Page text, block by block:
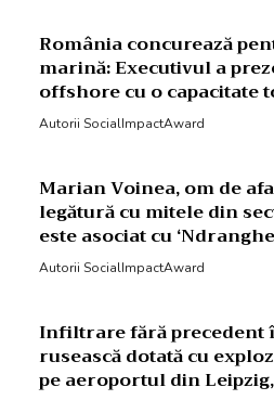
România concurează
marină: Executivul a
offshore cu o capacitate
Autorii SocialImpactAward
Marian Voinea, om de
legătură cu mitele din
este asociat cu
Autorii SocialImpactAward
Infiltrare fără precedent
rusească dotată cu
pe aeroportul din